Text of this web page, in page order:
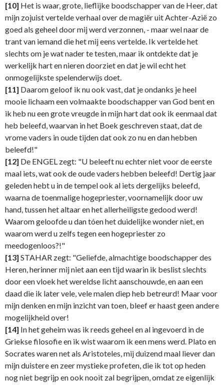
[10] Het is waar, grote, lieflijke boodschapper van de Heer, dat
mijn zojuist vertelde verhaal over de magiër uit Achter-Azië zo
goed als geheel door mij werd verzonnen, - maar wel naar de
trant van iemand die het mij eens vertelde. Ik vertelde het
slechts om je wat nader te testen, maar ik ontdekte dat je
werkelijk hart en nieren doorziet en dat je wil echt het
onmogelijkste spelenderwijs doet.
[11] Daarom geloof ik nu ook vast, dat je ondanks je heel
mooie lichaam een volmaakte boodschapper van God bent en
ik heb nu een grote vreugde in mijn hart dat ook ik eenmaal dat
heb beleefd, waarvan in het Boek geschreven staat, dat de
vrome vaders in oude tijden dat ook zo nu en dan hebben
beleefd!"
[12] De ENGEL zegt: "U beleeft nu echter niet voor de eerste
maal iets, wat ook de oude vaders hebben beleefd! Dertig jaar
geleden hebt u in de tempel ook al iets dergelijks beleefd,
waarna de toenmalige hogepriester, voornamelijk door uw
hand, tussen het altaar en het allerheiligste gedood werd!
Waarom geloofde u dan tóen het duidelijke wonder niet, en
waarom werd u zelfs tegen een hogepriester zo
meedogenloos?!"
[13] STAHAR zegt: "Geliefde, almachtige boodschapper des
Heren, herinner mij niet aan een tijd waarin ik beslist slechts
door een vloek het wereldse licht aanschouwde, en aan een
daad die ik later vele, vele malen diep heb betreurd! Maar voor
mijn denken en mijn inzicht van toen, bleef er haast geen andere
mogelijkheid over!
[14] In het geheim was ik reeds geheel en al ingevoerd in de
Griekse filosofie en ik wist waarom ik een mens werd. Plato en
Socrates waren net als Aristoteles, mij duizend maal liever dan
mijn duistere en zeer mystieke profeten, die ik tot op heden
nog niet begrijp en ook nooit zal begrijpen, omdat ze eigenlijk